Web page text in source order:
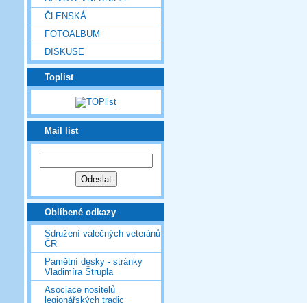
ČLENSKÁ
FOTOALBUM
DISKUSE
Toplist
Mail list
Oblíbené odkazy
Sdružení válečných veteránů
ČR
Pamětní desky - stránky
Vladimíra Štrupla
Asociace nositelů
legionářských tradic